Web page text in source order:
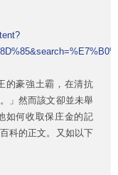
的豪強土霸，在清抗
」然而該文卻並未舉
如何收取保庄金的記
科的正文。又如以下